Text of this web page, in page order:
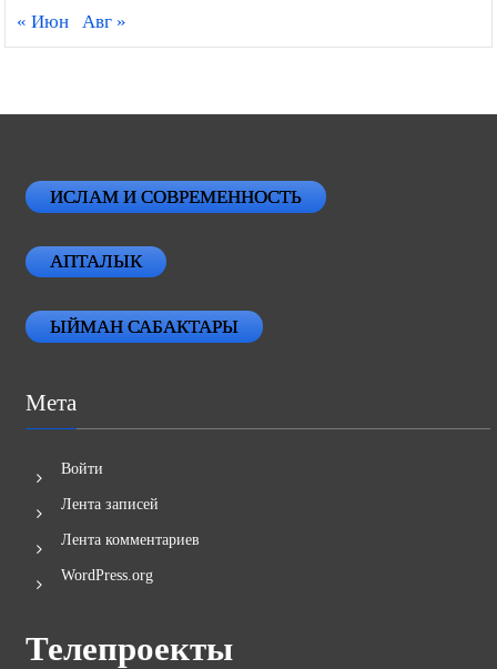
« Июн Авг »
ИСЛАМ И СОВРЕМЕННОСТЬ
АПТАЛЫК
ЫЙМАН САБАКТАРЫ
Мета
Войти
Лента записей
Лента комментариев
WordPress.org
Телепроекты